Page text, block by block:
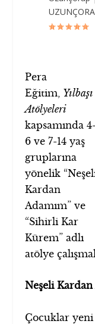
Pera
Eğitim, Yılbaşı
Atölyeleri
kapsamında
6 ve 7-14 yaş
gruplarına
yönelik
Kardan
Adamım” ve
“Sihirli Kar
Kürem” adlı
atölye
Neşeli Kardan
Çocuklar yeni